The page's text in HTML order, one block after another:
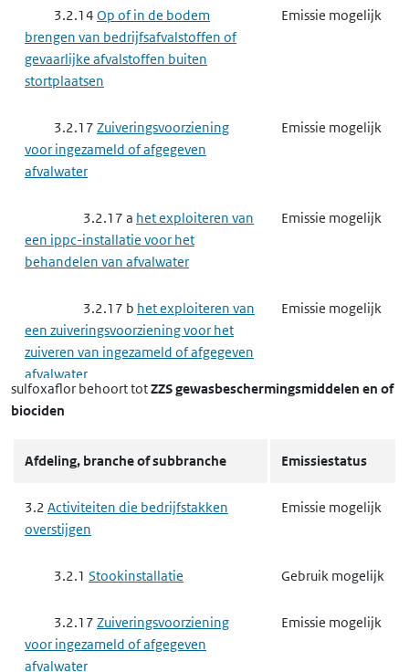
3.2.14 Op of in de bodem
brengen van bedrijfsafvalstoffen of
gevaarlijke afvalstoffen buiten
stortplaatsen
Emissie mogelijk
3.2.17 Zuiveringsvoorziening
voor ingezameld of afgegeven
afvalwater
Emissie mogelijk
3.2.17 a het exploiteren van
een ippc-installatie voor het
behandelen van afvalwater
Emissie mogelijk
3.2.17 b het exploiteren van
een zuiveringsvoorziening voor het
zuiveren van ingezameld of afgegeven
afvalwater
Emissie mogelijk
3.3Complexe bedrijven
3.3.3Raffinaderij Gebruik mogelijk
3.3.5Vergassen of vloeibaar
maken van steenkool of andere
Emissie mogelijk
industrie
sulfoxaflor behoort totZZS gewasbeschermingsmiddelen en of
biociden
Afdeling, branche of subbranche Emissiestatus
3.2 Activiteiten die bedrijfstakken
overstijgen
Emissie mogelijk
3.2.1 Stookinstallatie Gebruik mogelijk
3.2.17 Zuiveringsvoorziening
voor ingezameld of afgegeven
afvalwater
Emissie mogelijk